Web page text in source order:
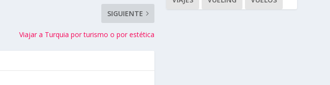
SIGUIENTE
Viajar a Turquia por turismo o por estética